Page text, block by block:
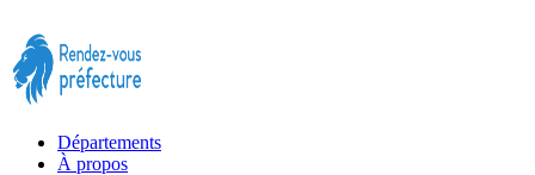
Départements
À propos